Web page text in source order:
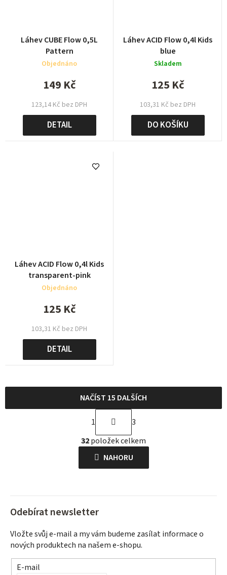
Láhev CUBE Flow 0,5L
Pattern
Objednáno
123,14 Kč bez DPH
149 Kč
DETAIL
Láhev ACID Flow 0,4l Kids
blue
Skladem
103,31 Kč bez DPH
125 Kč
DO KOŠÍKU
Láhev ACID Flow 0,4l Kids
transparent-pink
Objednáno
103,31 Kč bez DPH
125 Kč
DETAIL
O
v
l
á
a
p
r
v
NAČÍST 15 DALŠÍCH
t
r
á
n
v
í
1
3
32položek celkem
NAHORU
Odebírat newsletter
Vložte svůj e-mail a my vám budeme zasílat informace o
nových produktech na našem e-shopu.
E-mail